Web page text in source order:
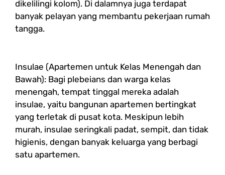
dikelilingi kolom). Di dalamnya juga terdapat
banyak pelayan yang membantu pekerjaan rumah
tangga.
Insulae (Apartemen untuk Kelas Menengah dan
Bawah): Bagi plebeians dan warga kelas
menengah, tempat tinggal mereka adalah
insulae, yaitu bangunan apartemen bertingkat
yang terletak di pusat kota. Meskipun lebih
murah, insulae seringkali padat, sempit, dan tidak
higienis, dengan banyak keluarga yang berbagi
satu apartemen.